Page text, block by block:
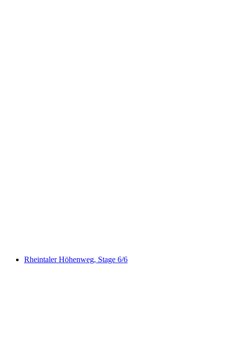
Rheintaler Höhenweg, Stage 6/6